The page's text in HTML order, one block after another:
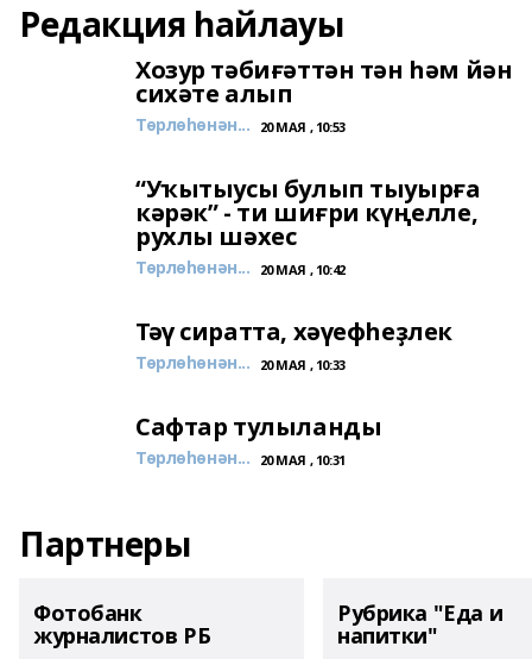
Редакция һайлауы
Хозур тәбиғәттән тән һәм йән
сихәте алып
Төрлөһөнән... 20 МАЯ , 10:53
“Уҡытыусы булып тыуырға
кәрәк” - ти шиғри күңелле,
рухлы шәхес
Төрлөһөнән... 20 МАЯ , 10:42
Тәү сиратта, хәүефһеҙлек
Төрлөһөнән... 20 МАЯ , 10:33
Сафтар тулыланды
Төрлөһөнән... 20 МАЯ , 10:31
Партнеры
Фотобанк
журналистов РБ
Рубрика "Еда и
напитки"